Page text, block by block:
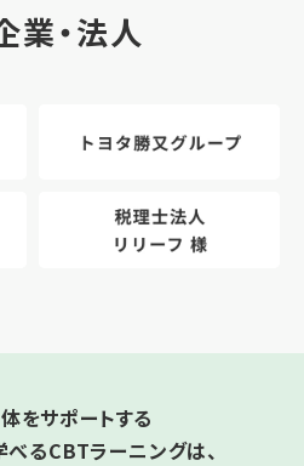
業・法人
をサポートする
るCBTラーニングは、